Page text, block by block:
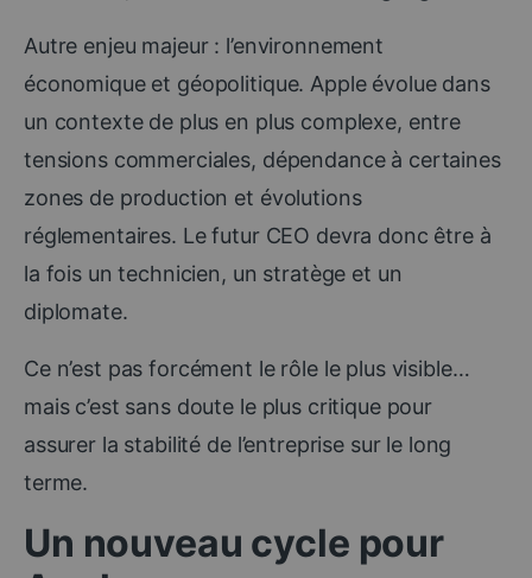
Autre enjeu majeur : l’environnement
économique et géopolitique. Apple évolue dans
un contexte de plus en plus complexe, entre
tensions commerciales, dépendance à certaines
zones de production et évolutions
réglementaires. Le futur CEO devra donc être à
la fois un technicien, un stratège et un
diplomate.
Ce n’est pas forcément le rôle le plus visible…
mais c’est sans doute le plus critique pour
assurer la stabilité de l’entreprise sur le long
terme.
Un nouveau cycle pour